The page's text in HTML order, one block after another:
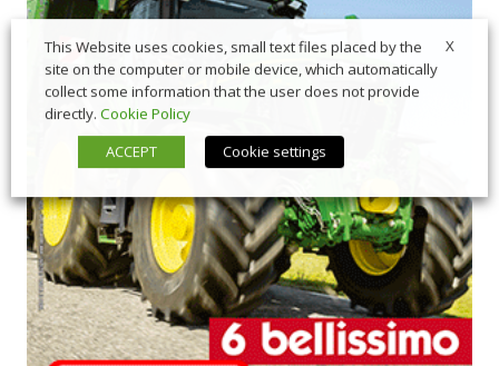
X
This Website uses cookies, small text files placed by the
site on the computer or mobile device, which automatically
collect some information that the user does not provide
directly. Cookie Policy
ACCEPT
Cookie settings